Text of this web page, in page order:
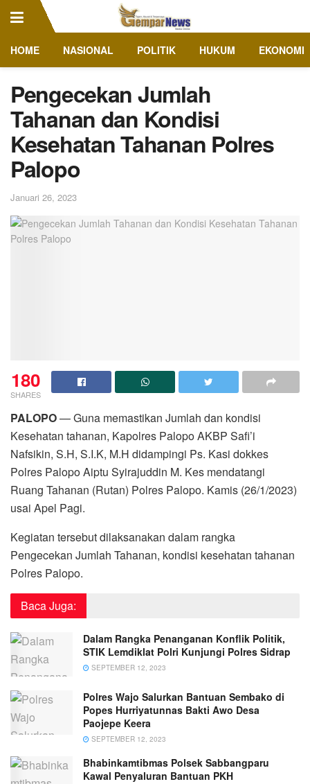
HOME NASIONAL POLITIK HUKUM EKONOMI
Pengecekan Jumlah
Tahanan dan Kondisi
Kesehatan Tahanan Polres
Palopo
Januari 26, 2023
180
SHARES
PALOPO— Guna memastikan Jumlah dan kondisi
Kesehatan tahanan, Kapolres Palopo AKBP Safi’i
Nafsikin, S.H, S.I.K, M.H didampingi Ps. Kasi dokkes
Polres Palopo Aiptu Syirajuddin M. Kes mendatangi
Ruang Tahanan (Rutan) Polres Palopo. Kamis (26/1/2023)
usai Apel Pagi.
Kegiatan tersebut dilaksanakan dalam rangka
Pengecekan Jumlah Tahanan, kondisi kesehatan tahanan
Polres Palopo.
Baca Juga:
Dalam Rangka Penanganan Konflik Politik,
STIK Lemdiklat Polri Kunjungi Polres Sidrap
SEPTEMBER 12, 2023
Polres Wajo Salurkan Bantuan Sembako di
Popes Hurriyatunnas Bakti Awo Desa
Paojepe Keera
SEPTEMBER 12, 2023
Bhabinkamtibmas Polsek Sabbangparu
Kawal Penyaluran Bantuan PKH